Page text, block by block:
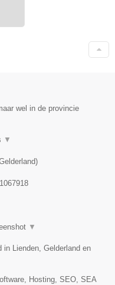
wel in de provincie
▼
)
▼
in Lienden, Gelderland en
Hosting, SEO, SEA